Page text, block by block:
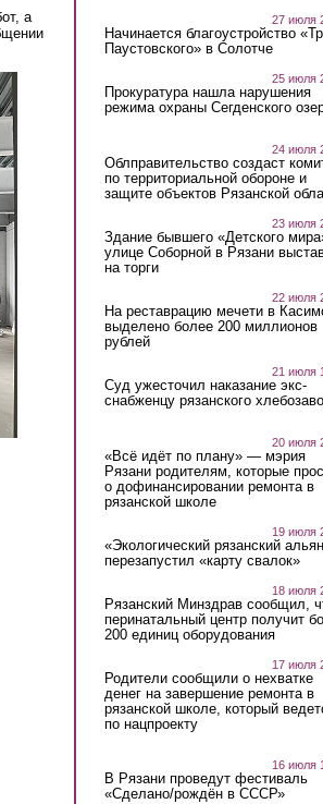
а
27 июля
Начинается благоустройство
Паустовского» в Солотче
25 июля
Прокуратура нашла нарушения
режима охраны Сегденского
24 июля
Облправительство создаст
по территориальной обороне и
защите объектов Рязанской
23 июля
Здание бывшего «Детского
улице Соборной в Рязани
на торги
22 июля
На реставрацию мечети в
выделено более 200 миллионов
рублей
21 июля
Суд ужесточил наказание экс-
снабженцу рязанского
20 июля
«Всё идёт по плану» — мэрия
Рязани родителям, которые
о дофинансировании ремонта в
рязанской школе
19 июля
«Экологический рязанский
перезапустил «карту свалок»
18 июля
Рязанский Минздрав сообщил,
перинатальный центр получит
200 единиц оборудования
17 июля
Родители сообщили о нехватке
денег на завершение ремонта в
рязанской школе, который
по нацпроекту
16 июля
В Рязани проведут фестиваль
«Сделано/рождён в СССР»